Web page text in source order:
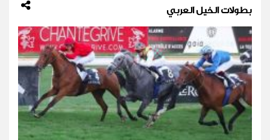
بطولات الخيل العربي